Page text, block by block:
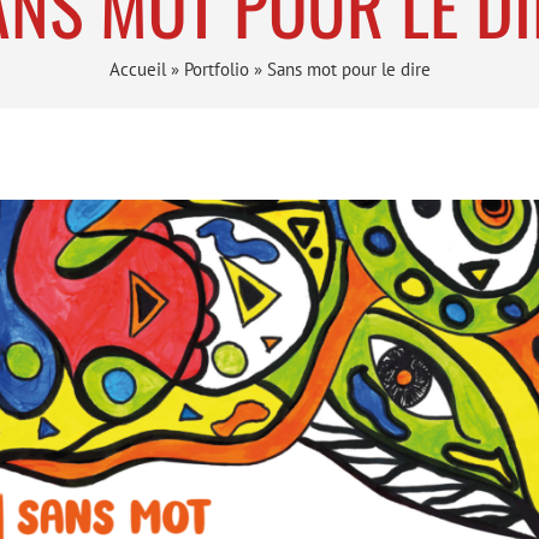
Accueil» Portfolio» Sans mot pour le dire